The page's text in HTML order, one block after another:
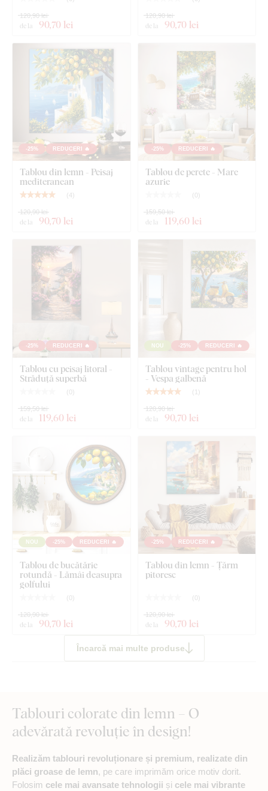
de la 90,70 lei
120,90 lei
de la 90,70 lei
120,90 lei
-25% REDUCERI 🔥
Tablou din lemn - Peisaj
mediteranean
( 4)
de la 90,70 lei
120,90 lei
-25% REDUCERI 🔥
Tablou de perete - Mare
azurie
( 0)
de la 119,60 lei
159,50 lei
-25% REDUCERI 🔥
Tablou cu peisaj litoral -
Străduță superbă
( 0)
de la 119,60 lei
159,50 lei
NOU -25% REDUCERI 🔥
Tablou vintage pentru hol
- Vespa galbenă
( 1 )
de la 90,70 lei
120,90 lei
NOU -25% REDUCERI 🔥
Tablou de bucătărie
rotundă - Lămâi deasupra
golfului
( 0)
de la 90,70 lei
120,90 lei
-25% REDUCERI 🔥
Tablou din lemn - Țărm
pitoresc
( 0)
de la 90,70 lei
120,90 lei
Încarcă mai multe produse
Tablouri colorate din lemn – O
adevărată revoluție în design!
Realizăm tablouri revoluționare și premium, realizate din
plăci groase de lemn, pe care imprimăm orice motiv dorit.
Folosim cele mai avansate tehnologii și cele mai vibrante